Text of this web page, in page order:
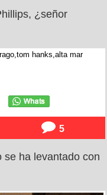
¿señor
5
se ha levantado con